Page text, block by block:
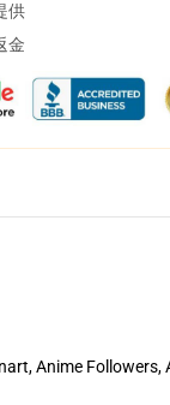
供
金
Anime Followers,